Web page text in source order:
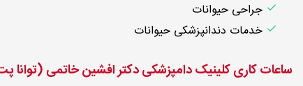
جراحی حیوانات
خدمات دندانپزشکی حیوانات
ساعات کاری کلینیک دامپزشکی دکتر افشین خاتمی (توانا